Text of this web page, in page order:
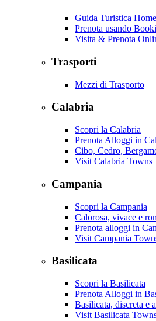
Guida Turistica Home
Prenota usando
Visita & Prenota
Trasporti
Mezzi di Trasporto
Calabria
Scopri la Calabria
Prenota Alloggi in
Cibo, Cedro,
Visit Calabria Towns
Campania
Scopri la Campania
Calorosa, vivace e
Prenota alloggi in
Visit Campania
Basilicata
Scopri la Basilicata
Prenota Alloggi in
Basilicata, discreta e
Visit Basilicata